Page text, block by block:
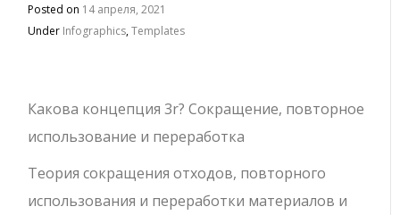
Posted on 14 апреля, 2021
Under Infographics,Templates
Какова концепция 3r? Сокращение, повторное
использование и переработка
Теория сокращения отходов, повторного
использования и переработки материалов и